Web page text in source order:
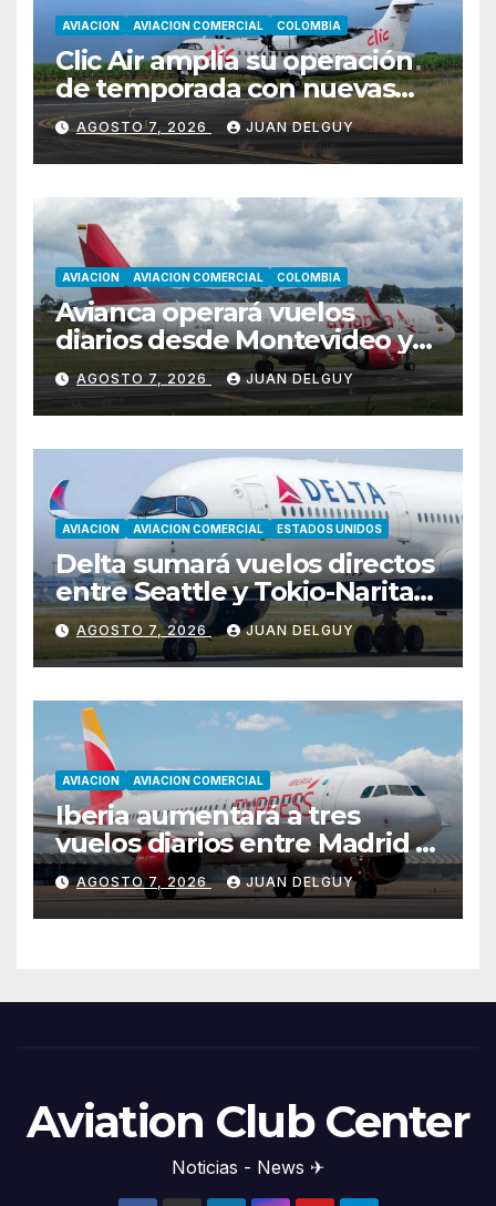
AVIACION AVIACION COMERCIAL COLOMBIA
Clic Air amplía su operación
de temporada con nuevas
rutas hacia Cartagena y Tolú
AGOSTO 7, 2026 JUAN DELGUY
AVIACION AVIACION COMERCIAL COLOMBIA
Avianca operará vuelos
diarios desde Montevideo y
Asunción hacia Bogotá
AGOSTO 7, 2026 JUAN DELGUY
AVIACION AVIACION COMERCIAL ESTADOS UNIDOS
Delta sumará vuelos directos
entre Seattle y Tokio-Narita
desde marzo de 2027
AGOSTO 7, 2026 JUAN DELGUY
AVIACION AVIACION COMERCIAL
Iberia aumentará a tres
vuelos diarios entre Madrid y
Menorca durante el invierno
AGOSTO 7, 2026 JUAN DELGUY
Aviation Club Center
Noticias - News ✈